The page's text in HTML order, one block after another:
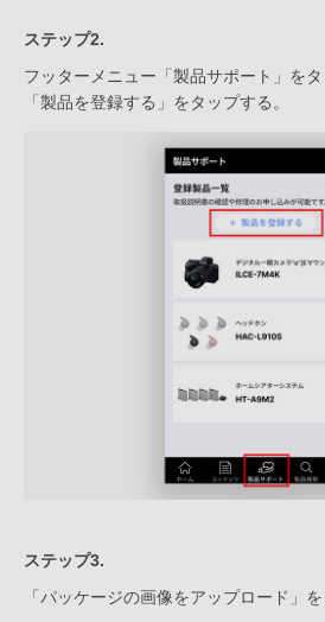
ステップ2.
フッターメニュー「製品サポート」をタ
「製品を登録する」をタップする。
ステップ3.
「パッケージの画像をアップロード」を